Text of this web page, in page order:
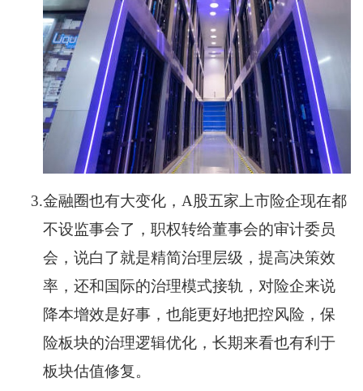
3.金融圈也有大变化，A股五家上市险企现在都
不设监事会了，职权转给董事会的审计委员
会，说白了就是精简治理层级，提高决策效
率，还和国际的治理模式接轨，对险企来说
降本增效是好事，也能更好地把控风险，保
险板块的治理逻辑优化，长期来看也有利于
板块估值修复。